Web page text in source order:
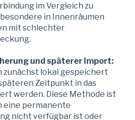
im Vergleich zu
in Innenräumen
mit schlechter
und späterer Import:
zunächst lokal gespeichert
Zeitpunkt in das
werden. Diese Methode ist
eine permanente
nicht verfügbar ist oder